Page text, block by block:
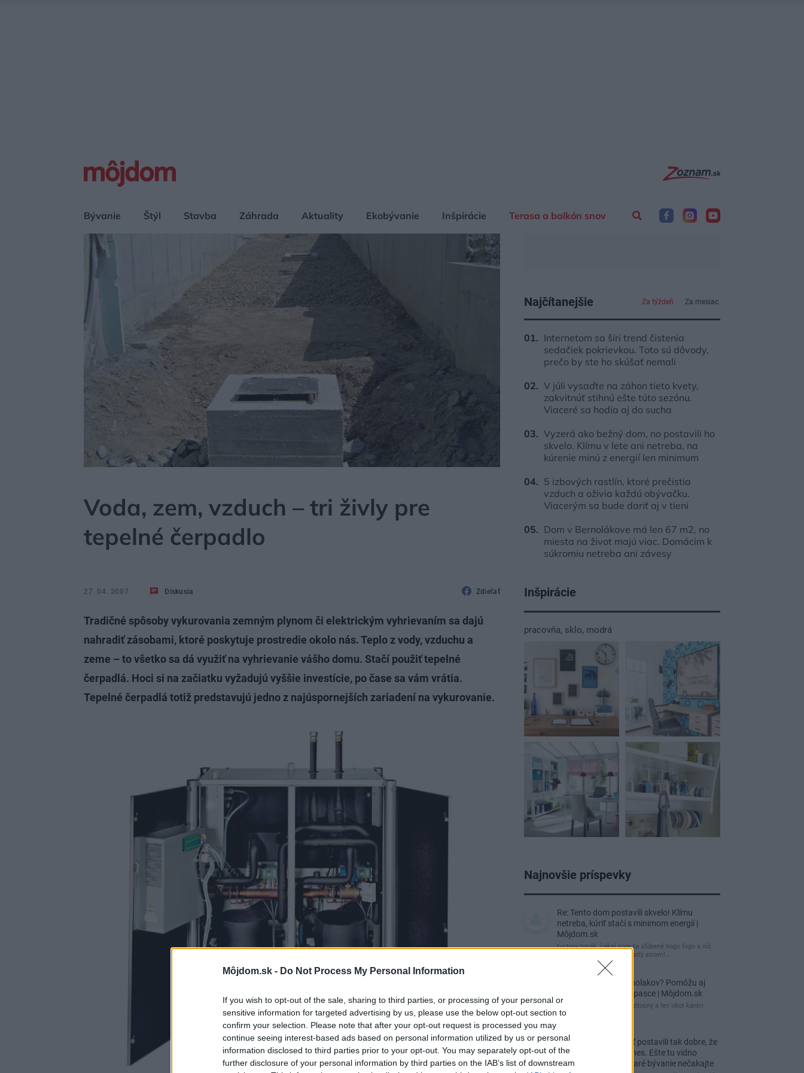
Môjdom.sk - Do Not Process My Personal Information
If you wish to opt-out of the sale, sharing to third parties, or processing of your personal or
sensitive information for targeted advertising by us, please use the below opt-out section to
confirm your selection. Please note that after your opt-out request is processed you may
continue seeing interest-based ads based on personal information utilized by us or personal
information disclosed to third parties prior to your opt-out. You may separately opt-out of the
further disclosure of your personal information by third parties on the IAB’s list of downstream
Bývanie Štýl Stavba Záhrada Aktuality Ekobývanie Inšpirácie Terasa a balkón snov
Voda, zem, vzduch – tri živly pre
tepelné čerpadlo
27. 04. 2007 Diskusia Zdieľať
Tradičné spôsoby vykurovania zemným plynom či elektrickým vyhrievaním sa dajú
nahradiť zásobami, ktoré poskytuje prostredie okolo nás. Teplo z vody, vzduchu a
zeme – to všetko sa dá využiť na vyhrievanie vášho domu. Stačí použiť tepelné
čerpadlá. Hoci si na začiatku vyžadujú vyššie investície, po čase sa vám vrátia.
Tepelné čerpadlá totiž predstavujú jedno z najúspornejších zariadení na vykurovanie.
Najčítanejšie Za týždeň Za mesiac
Internetom sa šíri trend čistenia
sedačiek pokrievkou. Toto sú dôvody,
prečo by ste ho skúšať nemali
V júli vysaďte na záhon tieto kvety,
zakvitnúť stihnú ešte túto sezónu.
Viaceré sa hodia aj do sucha
Vyzerá ako bežný dom, no postavili ho
skvelo. Klímu v lete ani netreba, na
kúrenie minú z energií len minimum
5 izbových rastlín, ktoré prečistia
vzduch a oživia každú obývačku.
Viacerým sa bude dariť aj v tieni
Dom v Bernolákove má len 67 m2, no
miesta na život majú viac. Domácim k
súkromiu netreba ani závesy
Inšpirácie
pracovňa, sklo, modrá
Najnovšie príspevky
Re: Tento dom postavili skvelo! Klímu
netreba, kúriť stačí s minimom energií |
Môjdom.sk
tuctový barák, čakal som to sľúbené hogo fogo a nič.
Záhrada nuda, žiadny vzrastlý strom!…
Re: Ako sa zbaviť ucholakov? Pomôžu aj
jednoduché domáce pasce | Môjdom.sk
blbeckovia, "ucholak" je uzitocny a len idiot kantri
uzitocny hmyz
Re: Vidiecku usadlosť postavili tak dobre, že
domáceho chráni i dnes. Ešte tu vidno
kamenné múry, no staré bývanie nečakajte